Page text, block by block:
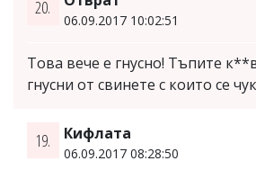
20.
06.09.2017 10:02:51
Това вече е гнусно! Тъпите
гнусни от свинете с които се
19. Кифлата
06.09.2017 08:28:50